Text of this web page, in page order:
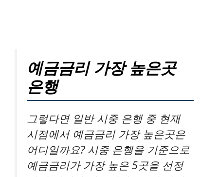
예금금리 가장 높은곳
은행
그렇다면 일반 시중 은행 중 현재
시점에서 예금금리 가장 높은곳은
어디일까요? 시중 은행을 기준으로
예금금리가 가장 높은 5곳을 선정